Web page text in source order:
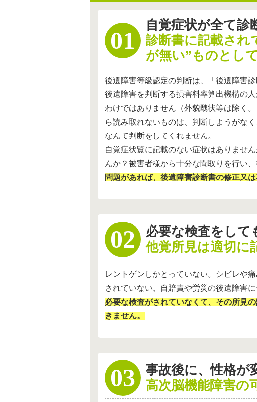
自覚症状が全て診
診断書に記載され
が無い”ものとし
後遺障害等級認定の判断は、「後遺障害
後遺障害を判断する損害料率算出機構の
わけではありません（外貌醜状等は除く
ら読み取れないものは、判断しようがな
なんて判断をしてくれません。
自覚症状覧に記載のない症状はありませ
んか？被害者様から十分な聞取りを行い
問題があれば、後遺障害診断書の修正又
必要な検査をして
他覚所見は適切に
レントゲンしかとっていない。シビレや
されていない。自賠責や労災の後遺障害
必要な検査がされていなくて、その所見
きません。
事故後に、性格が
高次脳機能障害の